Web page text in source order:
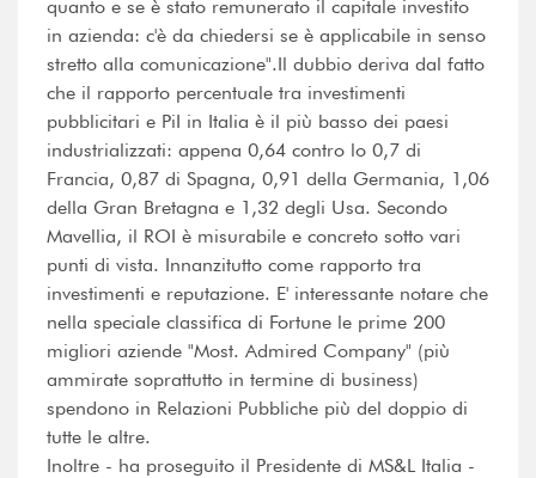
quanto e se è stato remunerato il capitale investito
in azienda: c'è da chiedersi se è applicabile in senso
stretto alla comunicazione".Il dubbio deriva dal fatto
che il rapporto percentuale tra investimenti
pubblicitari e PiI in Italia è il più basso dei paesi
industrializzati: appena 0,64 contro lo 0,7 di
Francia, 0,87 di Spagna, 0,91 della Germania, 1,06
della Gran Bretagna e 1,32 degli Usa. Secondo
Mavellia, il ROI è misurabile e concreto sotto vari
punti di vista. Innanzitutto come rapporto tra
investimenti e reputazione. E' interessante notare che
nella speciale classifica di Fortune le prime 200
migliori aziende "Most. Admired Company" (più
ammirate soprattutto in termine di business)
spendono in Relazioni Pubbliche più del doppio di
tutte le altre.
Inoltre - ha proseguito il Presidente di MS&L Italia -